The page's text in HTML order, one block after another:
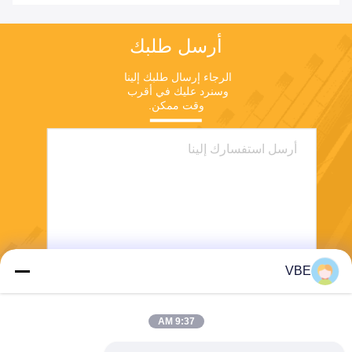
أرسل طلبك
وقت ممكن.
VBE
9:37 AM